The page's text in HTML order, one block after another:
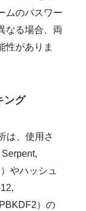
ムのパスワー
なる場合、両
性がありま
ング
は、使用さ
やハッシュ
）の